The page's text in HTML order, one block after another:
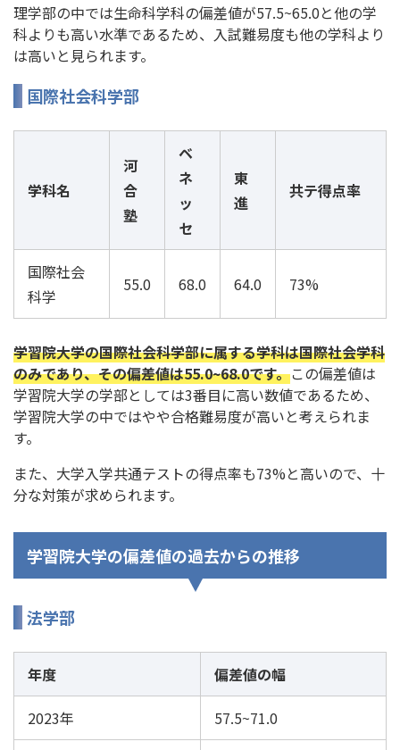
理学部の中では生命科学科の偏差値が57.5~65.0と他の学
科よりも高い水準であるため、入試難易度も他の学科より
は高いと見られます。
国際社会科学部
学科名
河
合
塾
ベ
ネ
ッ
セ
東
進
共テ得点率
国際社会
科学
55.0 68.0 64.0 73%
学習院大学の国際社会科学部に属する学科は国際社会学科
のみであり、その偏差値は55.0~68.0です。この偏差値は
学習院大学の学部としては3番目に高い数値であるため、
学習院大学の中ではやや合格難易度が高いと考えられま
す。
また、大学入学共通テストの得点率も73%と高いので、十
分な対策が求められます。
学習院大学の偏差値の過去からの推移
法学部
年度 偏差値の幅
2023年 57.5~71.0